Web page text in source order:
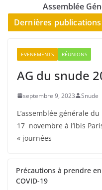
Assemblée
Dernières publications
EVENEMENTS RÉUNIONS
AG du snude
septembre 9, 2023 Snude
L’assemblée générale
17 novembre à l’Ibis
« journées
Précautions à prendre
COVID-19